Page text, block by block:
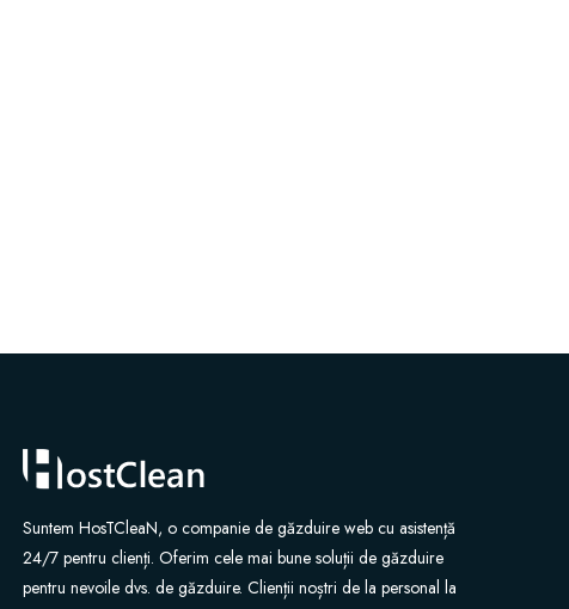
Suntem HosTCleaN, o companie de găzduire web cu asistență
24/7 pentru clienți. Oferim cele mai bune soluții de găzduire
pentru nevoile dvs. de găzduire. Clienții noștri de la personal la